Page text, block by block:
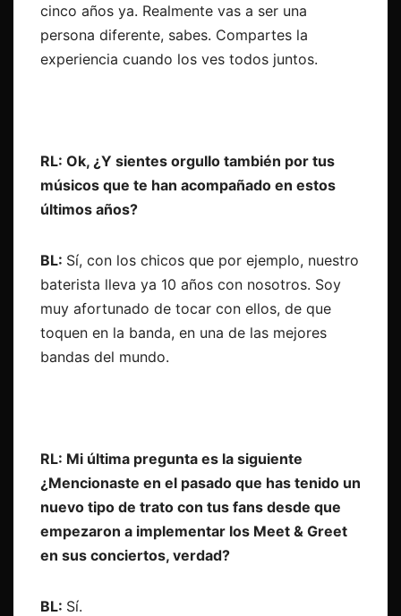
cinco años ya. Realmente vas a ser una
persona diferente, sabes. Compartes la
experiencia cuando los ves todos juntos.
RL: Ok, ¿Y sientes orgullo también por tus
músicos que te han acompañado en estos
últimos años?
BL: Sí, con los chicos que por ejemplo, nuestro
baterista lleva ya 10 años con nosotros. Soy
muy afortunado de tocar con ellos, de que
toquen en la banda, en una de las mejores
bandas del mundo.
RL: Mi última pregunta es la siguiente
¿Mencionaste en el pasado que has tenido un
nuevo tipo de trato con tus fans desde que
empezaron a implementar los Meet & Greet
en sus conciertos, verdad?
BL: Sí.